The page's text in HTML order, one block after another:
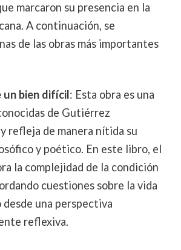
marcaron su presencia en la
A continuación, se
de las obras más importantes
bien difícil: Esta obra es una
de Gutiérrez
refleja de manera nítida su
y poético. En este libro, el
la complejidad de la condición
cuestiones sobre la vida
una perspectiva
reflexiva.